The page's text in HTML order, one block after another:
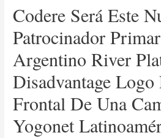
Codere Será Este
Patrocinador
Argentino River
Disadvantage Logo
Frontal De Una
Yogonet